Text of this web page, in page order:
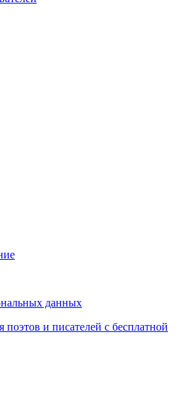
данных
и писателей с бесплатной